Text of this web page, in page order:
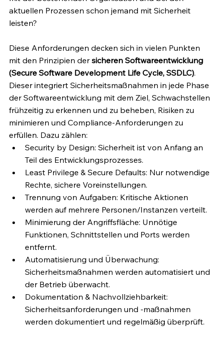
aktuellen Prozessen schon jemand mit Sicherheit
leisten?
Diese Anforderungen decken sich in vielen Punkten
mit den Prinzipien der sicheren Softwareentwicklung
(Secure Software Development Life Cycle, SSDLC).
Dieser integriert Sicherheitsmaßnahmen in jede Phase
der Softwareentwicklung mit dem Ziel, Schwachstellen
frühzeitig zu erkennen und zu beheben, Risiken zu
minimieren und Compliance-Anforderungen zu
erfüllen. Dazu zählen:
Security by Design: Sicherheit ist von Anfang an
Teil des Entwicklungsprozesses.
Least Privilege & Secure Defaults: Nur notwendige
Rechte, sichere Voreinstellungen.
Trennung von Aufgaben: Kritische Aktionen
werden auf mehrere Personen/Instanzen verteilt.
Minimierung der Angriffsfläche: Unnötige
Funktionen, Schnittstellen und Ports werden
entfernt.
Automatisierung und Überwachung:
Sicherheitsmaßnahmen werden automatisiert und
der Betrieb überwacht.
Dokumentation & Nachvollziehbarkeit:
Sicherheitsanforderungen und -maßnahmen
werden dokumentiert und regelmäßig überprüft.